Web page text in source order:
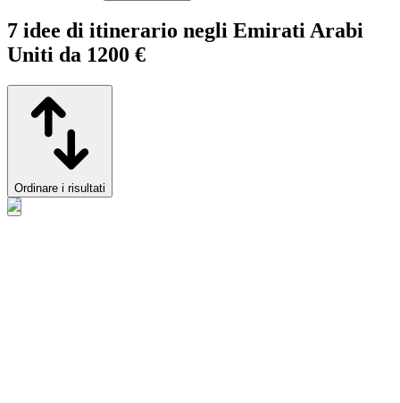
7 idee di itinerario negli Emirati Arabi
Uniti da 1200 €
Ordinare i risultati